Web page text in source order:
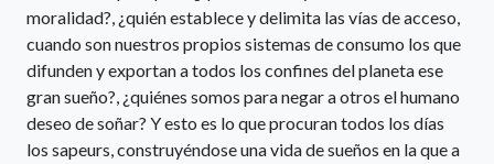
moralidad?, ¿quién establece y delimita las vías de acceso,
cuando son nuestros propios sistemas de consumo los que
difunden y exportan a todos los confines del planeta ese
gran sueño?, ¿quiénes somos para negar a otros el humano
deseo de soñar? Y esto es lo que procuran todos los días
los sapeurs, construyéndose una vida de sueños en la que a